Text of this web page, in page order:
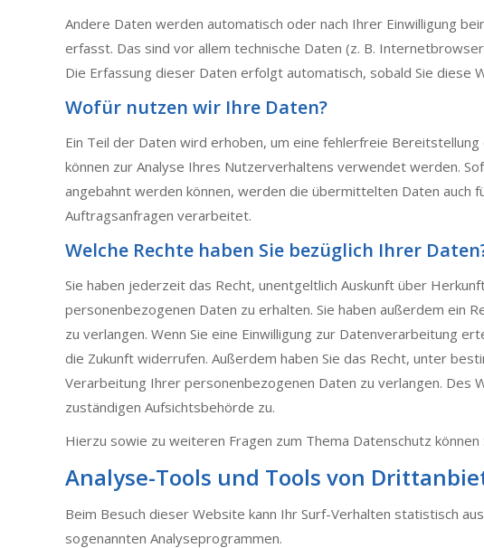
Andere Daten werden automatisch oder nach Ihrer Einwilligung
erfasst. Das sind vor allem technische Daten (z. B.
Die Erfassung dieser Daten erfolgt automatisch, sobald Sie diese
Wofür nutzen wir Ihre Daten?
Ein Teil der Daten wird erhoben, um eine fehlerfreie
können zur Analyse Ihres Nutzerverhaltens verwendet werden.
angebahnt werden können, werden die übermittelten Daten
Auftragsanfragen verarbeitet.
Welche Rechte haben Sie bezüglich Ihrer
Sie haben jederzeit das Recht, unentgeltlich Auskunft über
personenbezogenen Daten zu erhalten. Sie haben außerdem ein
zu verlangen. Wenn Sie eine Einwilligung zur Datenverarbeitung
die Zukunft widerrufen. Außerdem haben Sie das Recht, unter
Verarbeitung Ihrer personenbezogenen Daten zu verlangen.
zuständigen Aufsichtsbehörde zu.
Hierzu sowie zu weiteren Fragen zum Thema Datenschutz
Analyse-Tools und Tools von
Beim Besuch dieser Website kann Ihr Surf-Verhalten statistisch
sogenannten Analyseprogrammen.